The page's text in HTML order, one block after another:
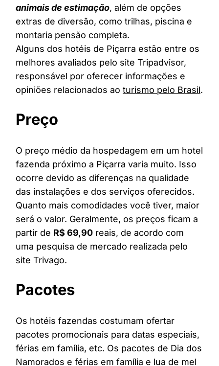
animais de estimação, além de opções
extras de diversão, como trilhas, piscina e
montaria pensão completa.
Alguns dos hotéis de Piçarra estão entre os
melhores avaliados pelo site Tripadvisor,
responsável por oferecer informações e
opiniões relacionados ao turismo pelo Brasil.
Preço
O preço médio da hospedagem em um hotel
fazenda próximo a Piçarra varia muito. Isso
ocorre devido as diferenças na qualidade
das instalações e dos serviços oferecidos.
Quanto mais comodidades você tiver, maior
será o valor. Geralmente, os preços ficam a
partir de R$ 69,90 reais, de acordo com
uma pesquisa de mercado realizada pelo
site Trivago.
Pacotes
Os hotéis fazendas costumam ofertar
pacotes promocionais para datas especiais,
férias em família, etc. Os pacotes de Dia dos
Namorados e férias em família e lua de mel